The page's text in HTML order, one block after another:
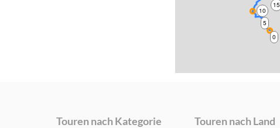
0
5
10
15
Touren nach Kategorie Touren nach Land